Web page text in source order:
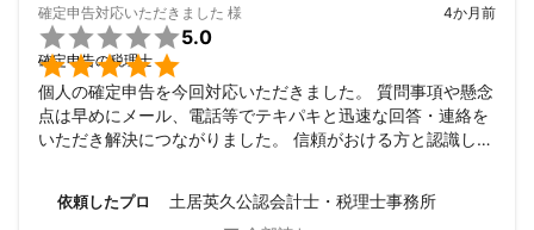
今後も引き続きお願いしたいです。
確定申告対応いただきました 様


5.0
確定申告の税理士
4か月前
個人の確定申告を今回対応いただきました。 質問事項や懸念
点は早めにメール、電話等でテキパキと迅速な回答・連絡を
いただき解決につながりました。 信頼がおける方と認識して
依頼したプロ 土居英久公認会計士・税理士事務所